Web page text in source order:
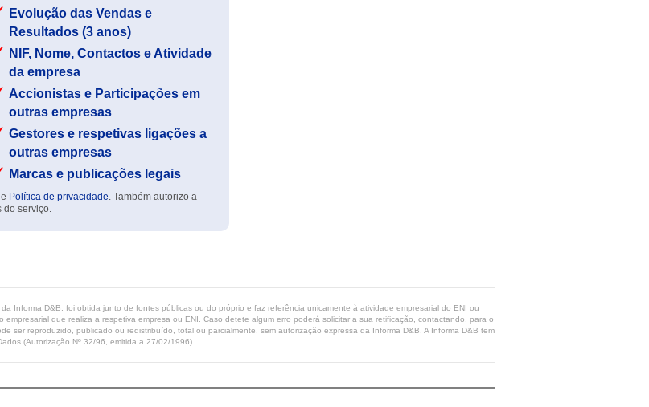
Evolução das Vendas e
Resultados (3 anos)
NIF, Nome, Contactos e Atividade
da empresa
Accionistas e Participações em
outras empresas
Gestores e respetivas ligações a
outras empresas
Marcas e publicações legais
e Política de privacidade. Também autorizo a
do serviço.
Informa D&B, foi obtida junto de fontes públicas ou do próprio e faz referência unicamente à atividade empresarial do ENI ou
que realiza a respetiva empresa ou ENI. Caso detete algum erro poderá solicitar a sua retificação, contactando, para o
ser reproduzido, publicado ou redistribuído, total ou parcialmente, sem autorização expressa da Informa D&B. A Informa D&B tem
(Autorização Nº 32/96, emitida a 27/02/1996).